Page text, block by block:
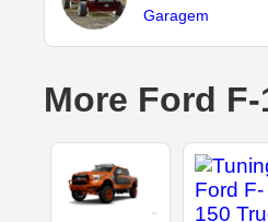
Garagem
More Ford